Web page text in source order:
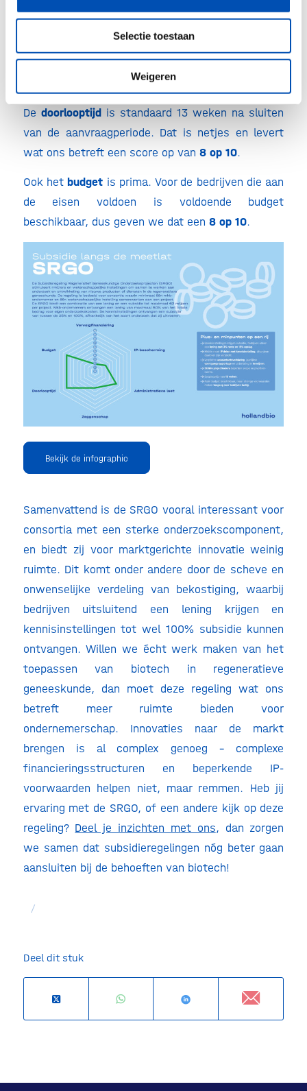
Selectie toestaan
Weigeren
eindmijlpalen, een minimum van 10%
fundamenteel onderzoek en verplichtingen rond
het aantal en type samenwerkingspartners,
verkleinen de scope en pivoteerruimte.
De doorlooptijdis standaard 13 weken na sluiten
van de aanvraagperiode. Dat is netjes en levert
wat ons betreft een score op van 8 op 10.
Ook het budget is prima. Voor de bedrijven die aan
de eisen voldoen is voldoende budget
beschikbaar, dus geven we dat een 8 op 10.
Bekijk de infographic
Samenvattend is de SRGO vooral interessant voor
consortia met een sterke onderzoekscomponent,
en biedt zij voor marktgerichte innovatie weinig
ruimte. Dit komt onder andere door de scheve en
onwenselijke verdeling van bekostiging, waarbij
bedrijven uitsluitend een lening krijgen en
kennisinstellingen tot wel 100% subsidie kunnen
ontvangen. Willen we écht werk maken van het
toepassen van biotech in regeneratieve
geneeskunde, dan moet deze regeling wat ons
betreft meer ruimte bieden voor
ondernemerschap. Innovaties naar de markt
brengen is al complex genoeg – complexe
financieringsstructuren en beperkende IP-
voorwaarden helpen niet, maar remmen. Heb jij
ervaring met de SRGO, of een andere kijk op deze
regeling? Deel je inzichten met ons, dan zorgen
we samen dat subsidieregelingen nóg beter gaan
aansluiten bij de behoeften van biotech!
/
Deel dit stuk